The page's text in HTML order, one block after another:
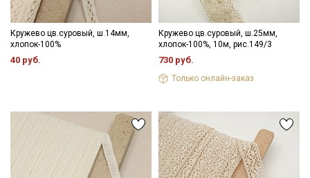
Кружево цв.суровый, ш.14мм,
хлопок-100%
40 руб.
Кружево цв.суровый, ш.25мм,
хлопок-100%, 10м, рис.149/3
730 руб.
Только онлайн-заказ